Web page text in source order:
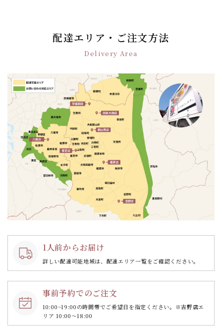
ン
配達エリア・ご注文方法
Delivery Area
1人前からお届け
詳しい配達可能地域は、配達エリア一覧をご確認ください。
事前予約でのご注文
10:00~19:00の時間帯でご希望日を指定ください。 ※吉野店エ
リア 10:00～18:00